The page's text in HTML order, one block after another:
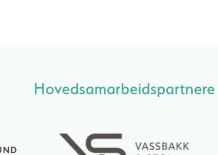
Hovedsamarbeidspartnere